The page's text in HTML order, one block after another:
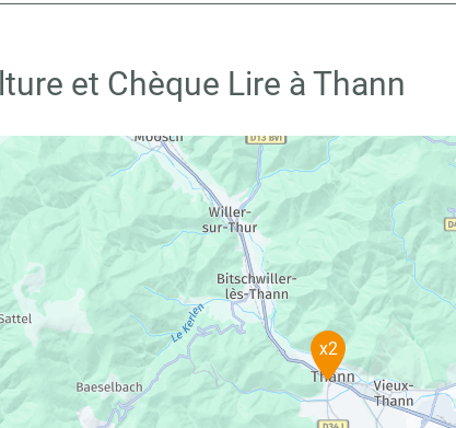
et Chèque Lire à Thann
x2